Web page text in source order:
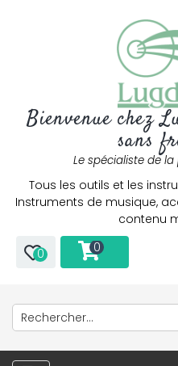
Bienvenue chez
sans
Le spécialiste de
Tous les outils et les
Instruments de musique,
contenu
0 0